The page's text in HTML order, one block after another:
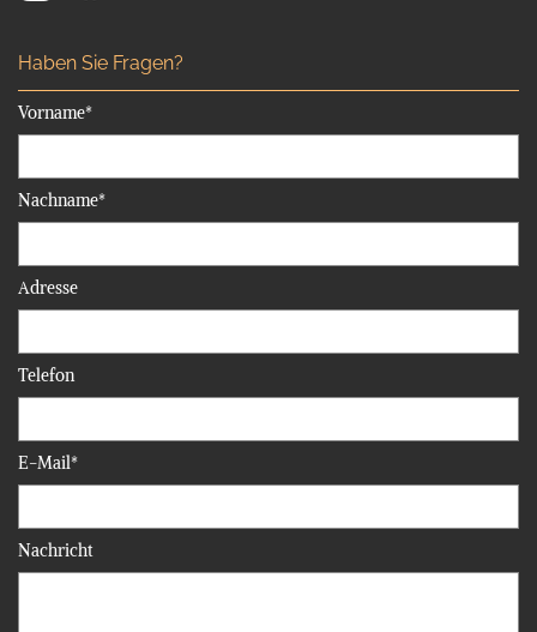
Haben Sie Fragen?
Vorname*
Nachname*
Adresse
Telefon
E-Mail*
Nachricht